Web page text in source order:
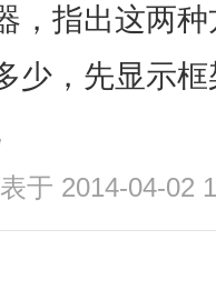
，指出这两
少，先显示
于 2014-04-02